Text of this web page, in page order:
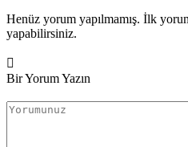
Henüz yorum yapılmamış. İlk
yapabilirsiniz.
Bir Yorum Yazın